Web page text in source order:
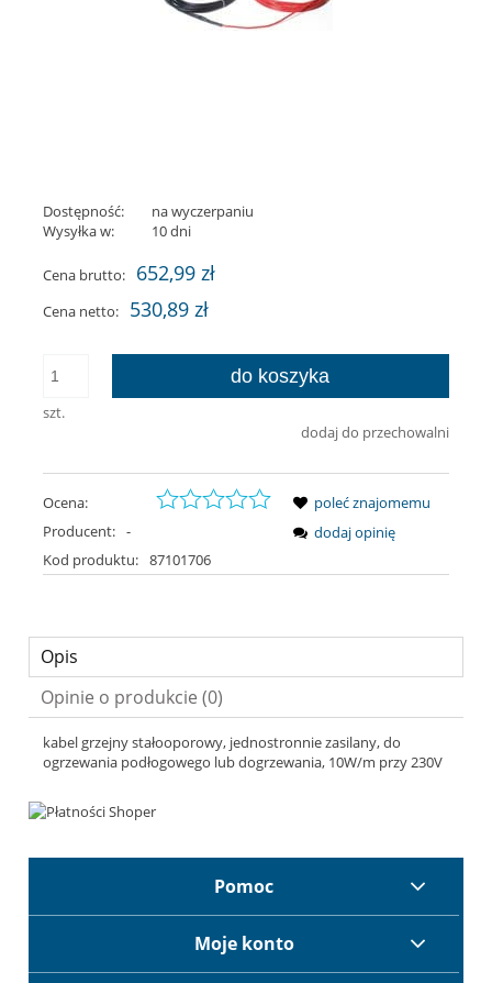
Dostępność:
na wyczerpaniu
Wysyłka w:
10 dni
Cena brutto: 652,99 zł
Cena netto: 530,89 zł
szt.
do koszyka
dodaj do przechowalni
Ocena:
Producent: -
Kod produktu: 87101706
poleć znajomemu
dodaj opinię
Opis
Opinie o produkcie (0)
kabel grzejny stałooporowy, jednostronnie zasilany, do
ogrzewania podłogowego lub dogrzewania, 10W/m przy 230V
Pomoc
Moje konto